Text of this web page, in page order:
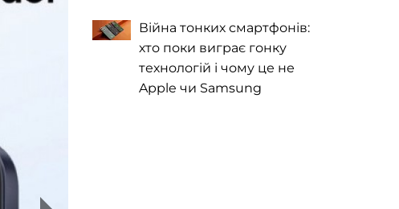
Війна тонких смартфонів:
хто поки виграє гонку
технологій і чому це не
Apple чи Samsung